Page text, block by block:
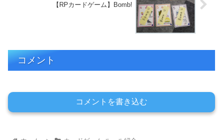
【RPカードゲーム】Bomb!
コメント
コメントを書き込む